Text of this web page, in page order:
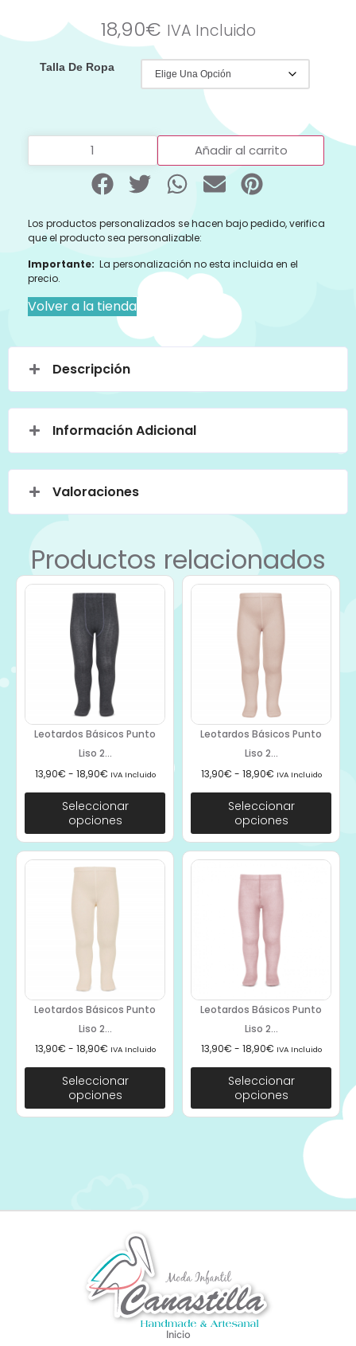
18,90€ IVA Incluido
Talla De Ropa
Añadir al carrito
Los productos personalizados se hacen bajo pedido, verifica
que el producto sea personalizable:
Importante: La personalización no esta incluida en el
precio.
Volver a la tienda
Descripción
Información Adicional
Valoraciones
Productos relacionados
Leotardos Básicos Punto
Liso 2...
13,90€ - 18,90€ IVA Incluido
Seleccionar
opciones
Leotardos Básicos Punto
Liso 2...
13,90€ - 18,90€ IVA Incluido
Seleccionar
opciones
Leotardos Básicos Punto
Liso 2...
13,90€ - 18,90€ IVA Incluido
Seleccionar
opciones
Leotardos Básicos Punto
Liso 2...
13,90€ - 18,90€ IVA Incluido
Seleccionar
opciones
Inicio